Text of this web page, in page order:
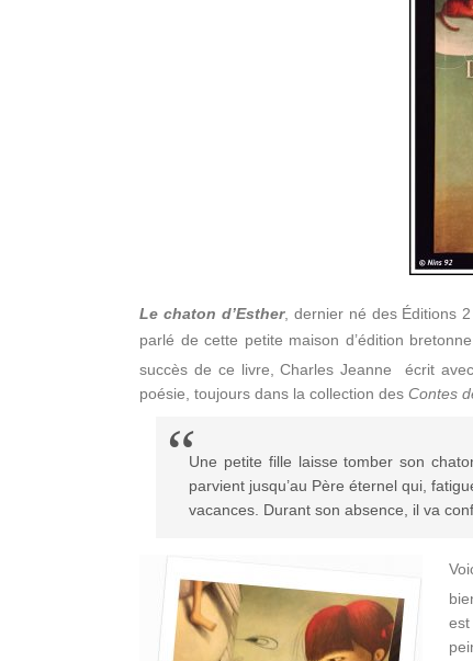
Le chaton d’Esther, dernier né des Éditions
parlé de cette petite maison d’édition
succès de ce livre, Charles Jeanne écrit avec
poésie, toujours dans la collection des Contes
Une petite fille laisse tomber son
parvient jusqu’au Père éternel qui,
vacances. Durant son absence, il va